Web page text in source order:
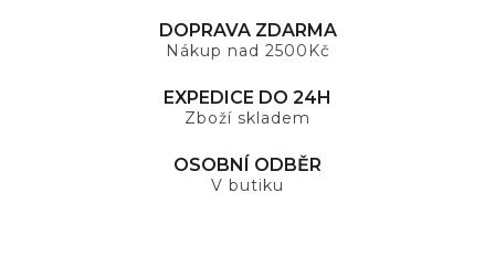
DOPRAVA ZDARMA
Nákup nad 2500Kč
EXPEDICE DO 24H
Zboží skladem
OSOBNÍ ODBĚR
V butiku